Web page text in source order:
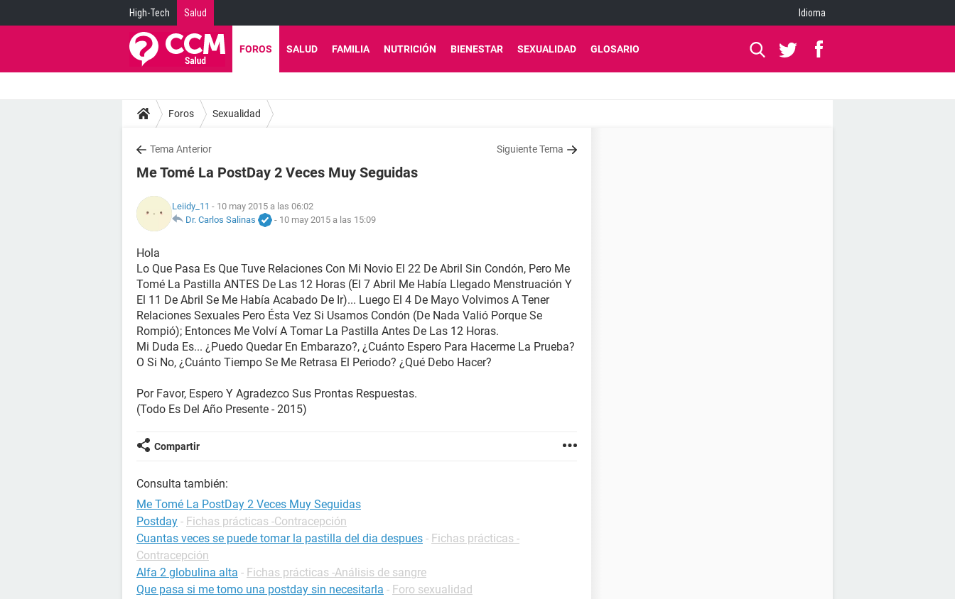
High-Tech Salud Idioma
FOROS SALUD FAMILIA NUTRICIÓN BIENESTAR SEXUALIDAD GLOSARIO
Foros Sexualidad
Tema Anterior Siguiente Tema
Me Tomé La PostDay 2 Veces Muy Seguidas
Leiidy_11 - 10 may 2015 a las 06:02
Dr. Carlos Salinas
- 10 may 2015 a las 15:09
Hola
Lo Que Pasa Es Que Tuve Relaciones Con Mi Novio El 22 De Abril Sin Condón, Pero Me
Tomé La Pastilla ANTES De Las 12 Horas (El 7 Abril Me Había Llegado Menstruación Y
El 11 De Abril Se Me Había Acabado De Ir)... Luego El 4 De Mayo Volvimos A Tener
Relaciones Sexuales Pero Ésta Vez Si Usamos Condón (De Nada Valió Porque Se
Rompió); Entonces Me Volví A Tomar La Pastilla Antes De Las 12 Horas.
Mi Duda Es... ¿Puedo Quedar En Embarazo?, ¿Cuánto Espero Para Hacerme La Prueba?
O Si No, ¿Cuánto Tiempo Se Me Retrasa El Periodo? ¿Qué Debo Hacer?
Por Favor, Espero Y Agradezco Sus Prontas Respuestas.
(Todo Es Del Año Presente - 2015)
Compartir
Consulta también:
Me Tomé La PostDay 2 Veces Muy Seguidas
Postday - Fichas prácticas -Contracepción
Cuantas veces se puede tomar la pastilla del dia despues - Fichas prácticas -
Contracepción
Alfa 2 globulina alta - Fichas prácticas -Análisis de sangre
Que pasa si me tomo una postday sin necesitarla - Foro sexualidad